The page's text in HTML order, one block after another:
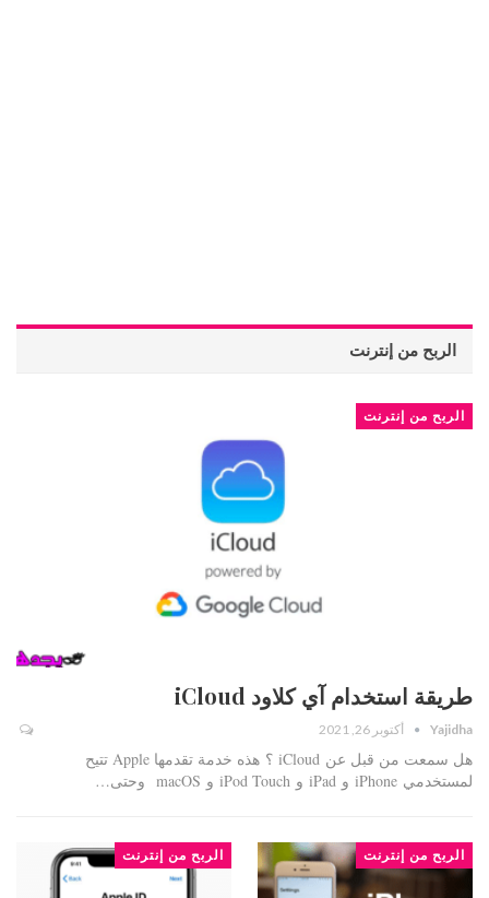
الربح من إنترنت
الربح من إنترنت
طريقة استخدام آي كلاود iCloud
Yajidha أكتوبر 26, 2021
هل سمعت من قبل عن iCloud ؟ هذه خدمة تقدمها Apple تتيح
لمستخدمي iPhone و iPad و iPod Touch و macOS وحتى…
الربح من إنترنت الربح من إنترنت